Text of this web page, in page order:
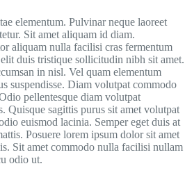
elementum. Pulvinar neque laoreet
Sit amet aliquam id diam.
aliquam nulla facilisi cras fermentum
duis tristique sollicitudin nibh sit amet.
in nisl. Vel quam elementum
suspendisse. Diam volutpat commodo
pellentesque diam volutpat
Quisque sagittis purus sit amet volutpat
euismod lacinia. Semper eget duis at
Posuere lorem ipsum dolor sit amet
Sit amet commodo nulla facilisi nullam
odio ut.